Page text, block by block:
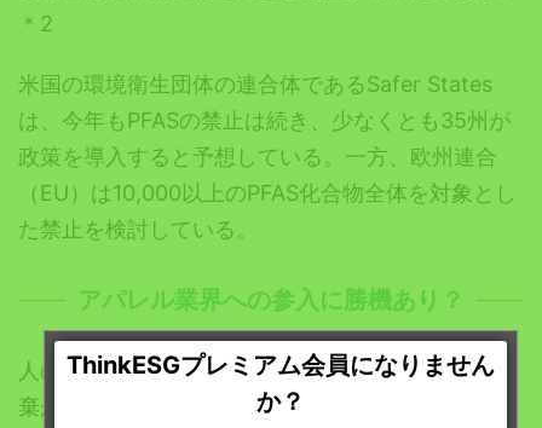
＊2
米国の環境衛生団体の連合体であるSafer States
は、今年もPFASの禁止は続き、少なくとも35州が
政策を導入すると予想している。一方、欧州連合
（EU）は10,000以上のPFAS化合物全体を対象とし
た禁止を検討している。
アパレル業界への参入に勝機あり？
人の健康と環境に有害な化学物質の生産、使用、廃
棄が行われないよう、化学物質政策を改善し、人々
ThinkESGプレミアム会員になりません
か？